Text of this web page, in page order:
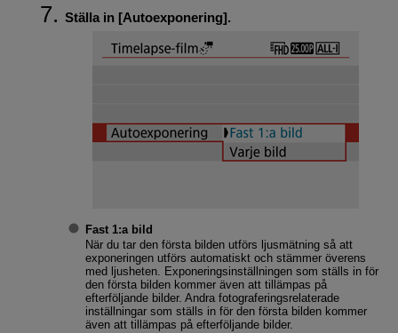
Ställa in [Autoexponering].
Fast 1:a bild
När du tar den första bilden utförs ljusmätning så att
exponeringen utförs automatiskt och stämmer överens
med ljusheten. Exponeringsinställningen som ställs in för
den första bilden kommer även att tillämpas på
efterföljande bilder. Andra fotograferingsrelaterade
inställningar som ställs in för den första bilden kommer
även att tillämpas på efterföljande bilder.